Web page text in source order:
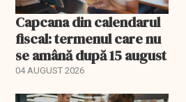
Capcana din calendarul
fiscal: termenul care nu
se amână după 15 august
04 AUGUST 2026